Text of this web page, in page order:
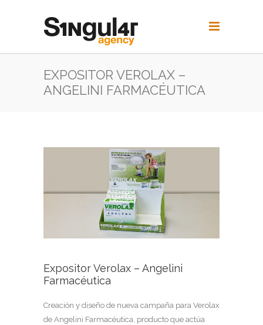
EXPOSITOR VEROLAX –
ANGELINI FARMACÉUTICA
Expositor Verolax – Angelini
Farmacéutica
Creación y diseño de nueva campaña para Verolax
de Angelini Farmacéutica, producto que actúa